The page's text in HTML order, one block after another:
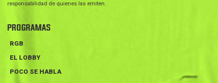
responsabilidad de quienes las emiten.
PROGRAMAS
RGB
EL LOBBY
POCO SE HABLA